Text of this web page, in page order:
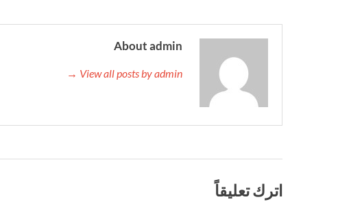
About admin
View all posts by admin →
اترك تعليقاً